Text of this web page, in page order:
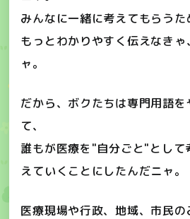
みんなに一緒に考えてもらうた
もっとわかりやすく伝えなき
ャ。
だから、ボクたちは専門用語
て、
誰もが医療を"自分ごと"として
えていくことにしたんだニャ。
医療現場や行政、地域、市民の